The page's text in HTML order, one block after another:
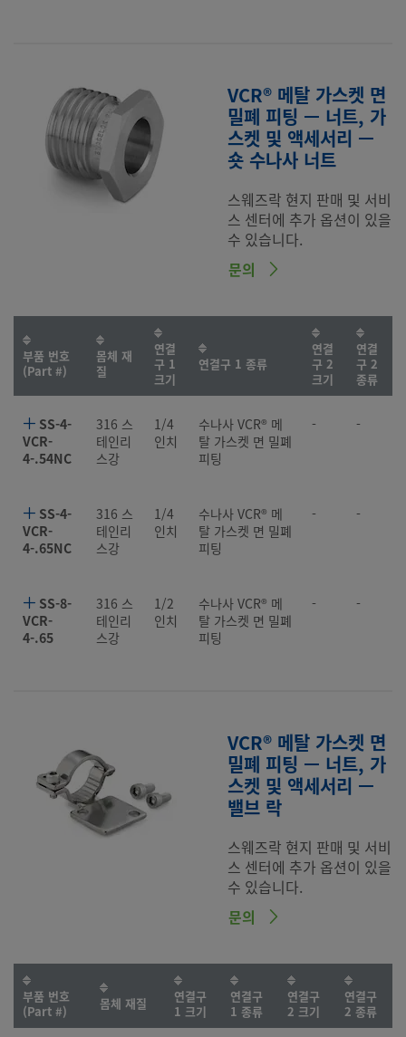
VCR® 메탈 가스켓 면
밀폐 피팅 — 너트, 가
스켓 및 액세서리 —
숏 수나사 너트
스웨즈락 현지 판매 및 서비
스 센터에 추가 옵션이 있을
수 있습니다.
문의
부품 번호
(Part #)
몸체 재
질
연결
구 1
크기
연결구 1 종류
연결
구 2
크기
연결
구 2
종류
SS-4-
VCR-
4-.54NC
316 스
테인리
스강
1/4
인치
수나사 VCR® 메
탈 가스켓 면 밀폐
피팅
- -
SS-4-
VCR-
4-.65NC
316 스
테인리
스강
1/4
인치
수나사 VCR® 메
탈 가스켓 면 밀폐
피팅
- -
SS-8-
VCR-
4-.65
316 스
테인리
스강
1/2
인치
수나사 VCR® 메
탈 가스켓 면 밀폐
피팅
- -
VCR® 메탈 가스켓 면
밀폐 피팅 — 너트, 가
스켓 및 액세서리 —
밸브 락
스웨즈락 현지 판매 및 서비
스 센터에 추가 옵션이 있을
수 있습니다.
문의
부품 번호
(Part #)
몸체 재질
연결구
1 크기
연결구
1 종류
연결구
2 크기
연결구
2 종류